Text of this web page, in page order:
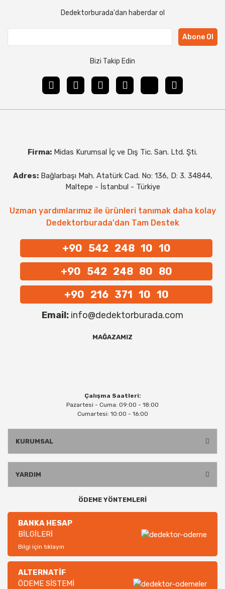
Dedektorburada'dan haberdar ol
Abone Ol
Bizi Takip Edin
Firma: Midas Kurumsal İç ve Dış Tic. San. Ltd. Şti.
Adres: Bağlarbaşı Mah. Atatürk Cad. No: 136, D: 3. 34844,
Maltepe - İstanbul - Türkiye
Uzman yardımlarımız ile ürünleri tanımak daha kolay
Dedektorburada'dan Tam Destek
+90 542 248 10 10
+90 542 248 80 80
+90 216 371 10 10
Email: info@dedektorburada.com
MAĞAZAMIZ
Çalışma Saatleri:
Pazartesi - Cuma: 09:00 - 18:00
Cumartesi: 10:00 - 16:00
KURUMSAL
YARDIM
ÖDEME YÖNTEMLERİ
BANKA HESAP
BİLGİLERİ
Bilgi için tıklayın
ALTERNATİF
ÖDEME SİSTEMİ